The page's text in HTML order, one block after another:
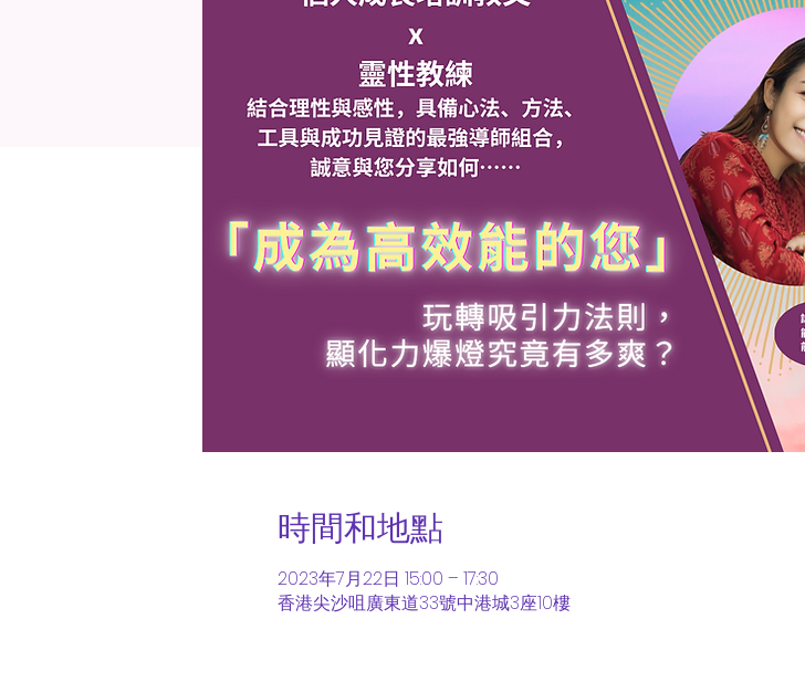
時間和地點
2023年7月22日 15:00 – 17:30
香港尖沙咀廣東道33號中港城3座10樓